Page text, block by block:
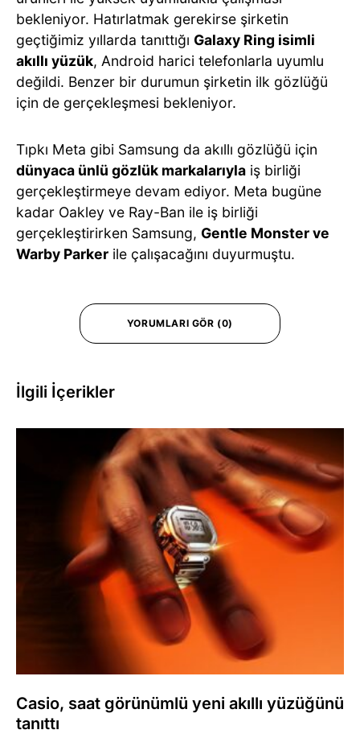
bekleniyor. Hatırlatmak gerekirse şirketin
geçtiğimiz yıllarda tanıttığı Galaxy Ring isimli
akıllı yüzük, Android harici telefonlarla uyumlu
değildi. Benzer bir durumun şirketin ilk gözlüğü
için de gerçekleşmesi bekleniyor.
Tıpkı Meta gibi Samsung da akıllı gözlüğü için
dünyaca ünlü gözlük markalarıyla iş birliği
gerçekleştirmeye devam ediyor. Meta bugüne
kadar Oakley ve Ray-Ban ile iş birliği
gerçekleştirirken Samsung, Gentle Monster ve
Warby Parker ile çalışacağını duyurmuştu.
YORUMLARI GÖR (0)
İlgili İçerikler
Casio, saat görünümlü yeni akıllı yüzüğünü
tanıttı